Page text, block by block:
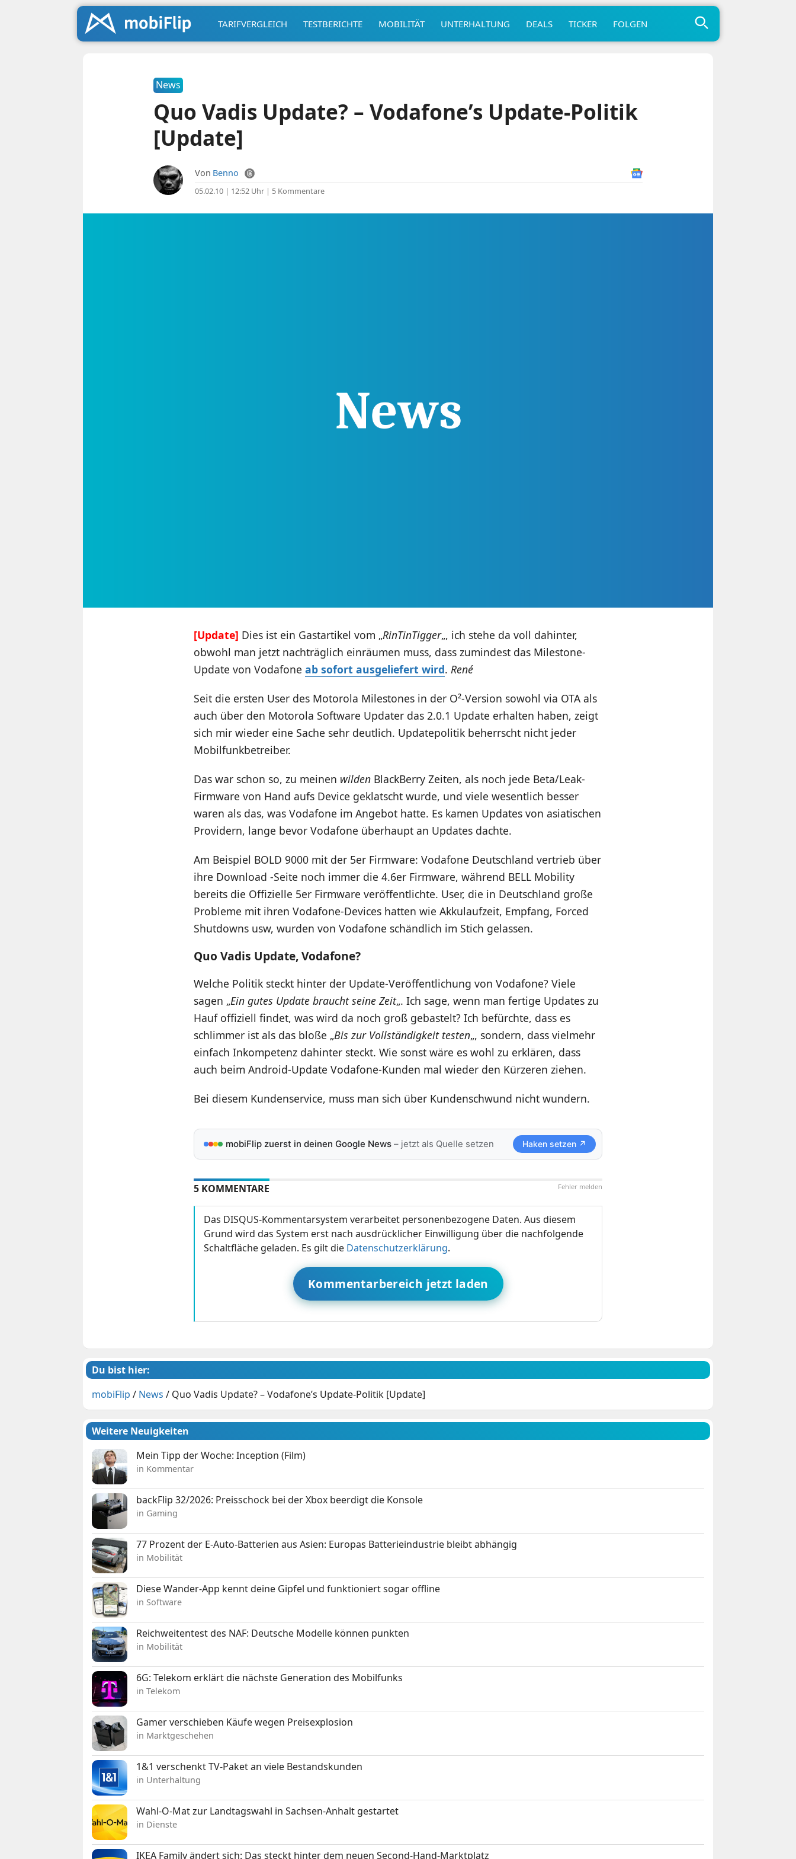
TARIFVERGLEICH TESTBERICHTE MOBILITÄT UNTERHALTUNG DEALS TICKER FOLGEN
News
Quo Vadis Update? – Vodafone’s Update-Politik
[Update]
Von Benno
05.02.10 | 12:52 Uhr| 5 Kommentare
[Update] Dies ist ein Gastartikel vom „RinTinTigger„, ich stehe da voll dahinter,
obwohl man jetzt nachträglich einräumen muss, dass zumindest das Milestone-
Update von Vodafone ab sofort ausgeliefert wird. René
Seit die ersten User des Motorola Milestones in der O²-Version sowohl via OTA als
auch über den Motorola Software Updater das 2.0.1 Update erhalten haben, zeigt
sich mir wieder eine Sache sehr deutlich. Updatepolitik beherrscht nicht jeder
Mobilfunkbetreiber.
Das war schon so, zu meinen wilden BlackBerry Zeiten, als noch jede Beta/Leak-
Firmware von Hand aufs Device geklatscht wurde, und viele wesentlich besser
waren als das, was Vodafone im Angebot hatte. Es kamen Updates von asiatischen
Providern, lange bevor Vodafone überhaupt an Updates dachte.
Am Beispiel BOLD 9000 mit der 5er Firmware: Vodafone Deutschland vertrieb über
ihre Download -Seite noch immer die 4.6er Firmware, während BELL Mobility
bereits die Offizielle 5er Firmware veröffentlichte. User, die in Deutschland große
Probleme mit ihren Vodafone-Devices hatten wie Akkulaufzeit, Empfang, Forced
Shutdowns usw, wurden von Vodafone schändlich im Stich gelassen.
Quo Vadis Update, Vodafone?
Welche Politik steckt hinter der Update-Veröffentlichung von Vodafone? Viele
sagen „Ein gutes Update braucht seine Zeit„. Ich sage, wenn man fertige Updates zu
Hauf offiziell findet, was wird da noch groß gebastelt? Ich befürchte, dass es
schlimmer ist als das bloße „Bis zur Vollständigkeit testen„, sondern, dass vielmehr
einfach Inkompetenz dahinter steckt. Wie sonst wäre es wohl zu erklären, dass
auch beim Android-Update Vodafone-Kunden mal wieder den Kürzeren ziehen.
Bei diesem Kundenservice, muss man sich über Kundenschwund nicht wundern.
mobiFlip zuerst in deinen Google News– jetzt als Quelle setzen Haken setzen ↗
Fehler melden
5 KOMMENTARE
Das DISQUS-Kommentarsystem verarbeitet personenbezogene Daten. Aus diesem
Grund wird das System erst nach ausdrücklicher Einwilligung über die nachfolgende
Schaltfläche geladen. Es gilt die Datenschutzerklärung.
Kommentarbereich jetzt laden
Du bist hier:
mobiFlip / News / Quo Vadis Update? – Vodafone’s Update-Politik [Update]
Weitere Neuigkeiten
Mein Tipp der Woche: Inception (Film)
in Kommentar
backFlip 32/2026: Preisschock bei der Xbox beerdigt die Konsole
in Gaming
77 Prozent der E-Auto-Batterien aus Asien: Europas Batterieindustrie bleibt abhängig
in Mobilität
Diese Wander-App kennt deine Gipfel und funktioniert sogar offline
in Software
Reichweitentest des NAF: Deutsche Modelle können punkten
in Mobilität
6G: Telekom erklärt die nächste Generation des Mobilfunks
in Telekom
Gamer verschieben Käufe wegen Preisexplosion
in Marktgeschehen
1&1 verschenkt TV-Paket an viele Bestandskunden
in Unterhaltung
Wahl-O-Mat zur Landtagswahl in Sachsen-Anhalt gestartet
in Dienste
IKEA Family ändert sich: Das steckt hinter dem neuen Second-Hand-Marktplatz